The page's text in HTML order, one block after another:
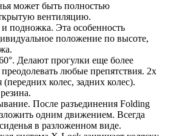
может быть полностью
вентиляцию.
и подножка. Эта особенность
положение по высоте,
Делают прогулки еще более
любые препятствия. 2х
колес, задних колес).
После разъединения Folding
одним движением. Всегда
в разложенном виде.